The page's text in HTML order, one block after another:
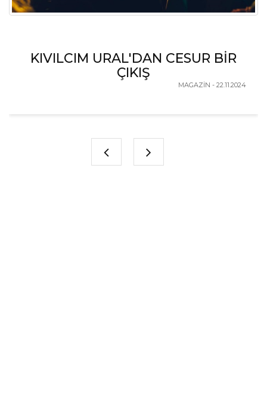
KIVILCIM URAL'DAN CESUR BİR
ÇIKIŞ
MAGAZİN - 22.11.2024